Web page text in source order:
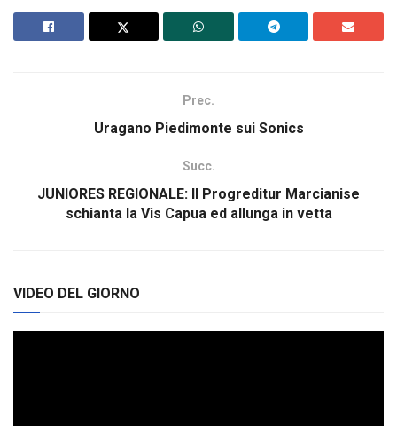
Prec.
Uragano Piedimonte sui Sonics
Succ.
JUNIORES REGIONALE: Il Progreditur Marcianise
schianta la Vis Capua ed allunga in vetta
VIDEO DEL GIORNO